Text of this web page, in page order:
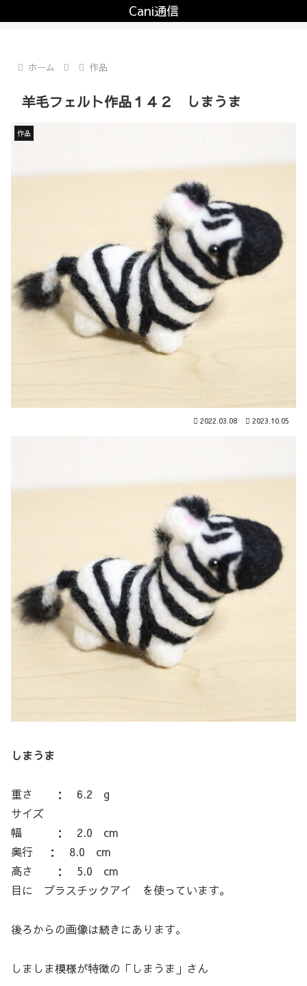
Cani通信
ホーム 作品
羊毛フェルト作品１４２ しまうま
作品
2022.03.08 2023.10.05
しまうま
重さ ： 6.2 g
サイズ
幅 ： 2.0 cm
奥行 ： 8.0 cm
高さ ： 5.0 cm
目に プラスチックアイ を使っています。
後ろからの画像は続きにあります。
しましま模様が特徴の「しまうま」さん